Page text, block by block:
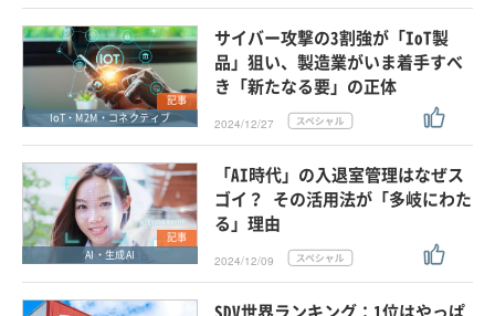
記事
IoT・M2M・コネクティブ
サイバー攻撃の3割強が「IoT製
品」狙い、製造業がいま着手すべ
き「新たなる要」の正体
2024/12/27
記事
AI・生成AI
「AI時代」の入退室管理はなぜス
ゴイ？ その活用法が「多岐にわた
る」理由
2024/12/09